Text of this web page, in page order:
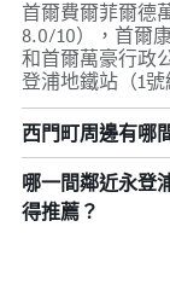
首爾費爾菲爾德
8.0/10），首爾
和首爾萬豪行政
登浦地鐵站（1
西門町周邊有哪
哪一間鄰近永登
得推薦？